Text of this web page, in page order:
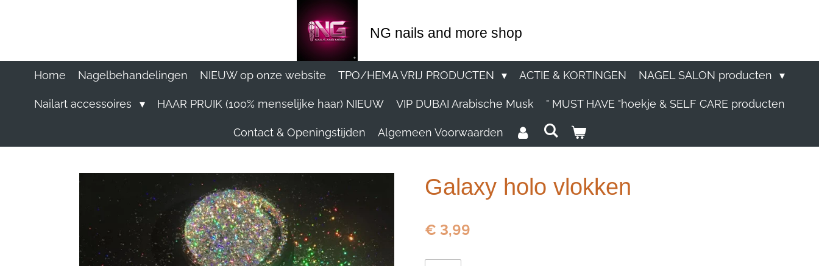
NG nails and more shop
Home Nagelbehandelingen NIEUW op onze website TPO/HEMA VRIJ PRODUCTEN ACTIE & KORTINGEN NAGEL SALON producten
Nailart accessoires HAAR PRUIK (100% menselijke haar) NIEUW VIP DUBAI Arabische Musk " MUST HAVE "hoekje & SELF CARE producten
Contact & Openingstijden Algemeen Voorwaarden
Galaxy holo vlokken
€ 3,99